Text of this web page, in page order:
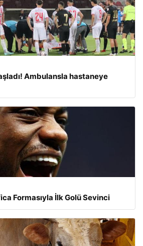
Ambulansla hastaneye
Formasıyla İlk Golü Sevinci